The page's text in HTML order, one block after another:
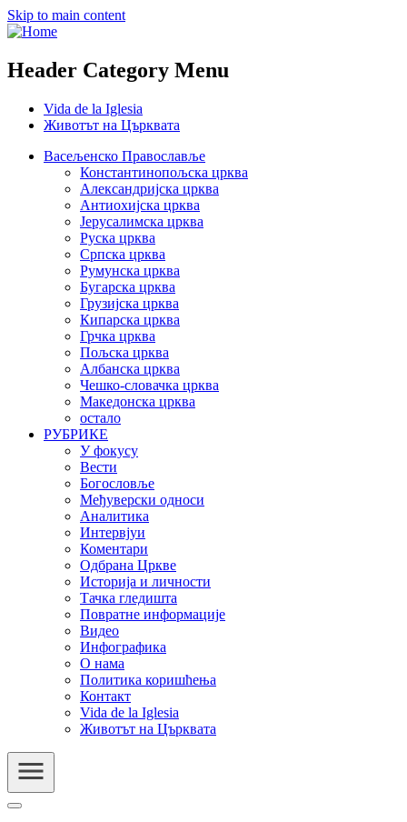
Skip to main content
Header Category Menu
Vida de la Iglesia
Животът на Църквата
Васељенско Православље
Константинопољска црква
Александријска црква
Антиохијска црква
Јерусалимска црква
Руска црква
Српска црква
Румунска црква
Бугарска црква
Грузијска црква
Кипарска црква
Грчка црква
Пољска црква
Албанска црква
Чешко-словачка црква
Македонска црква
остало
РУБРИКЕ
У фокусу
Вести
Богословље
Међуверски односи
Аналитика
Интервјуи
Коментари
Одбрана Цркве
Историја и личности
Тачка гледишта
Повратне информације
Видео
Инфографика
О нама
Политика коришћења
Контакт
Vida de la Iglesia
Животът на Църквата